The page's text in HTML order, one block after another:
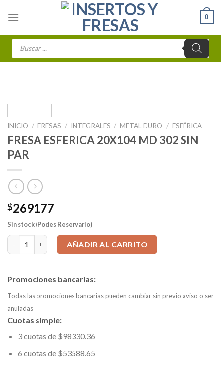
0
Búsqueda
INICIO / FRESAS / INTEGRALES / METAL DURO / ESFÉRICA
FRESA ESFERICA 20X104 MD 302 SIN
PAR
$269177
Sin stock (Podes Reservarlo)
FRESA ESFERICA 20X104 MD 302 SIN PAR cantidad
AÑADIR AL CARRITO
Promociones bancarias:
Todas las promociones bancarias pueden cambiar sin previo aviso o ser
anuladas
Cuotas simple:
3 cuotas de $98330.36
6 cuotas de $53588.65